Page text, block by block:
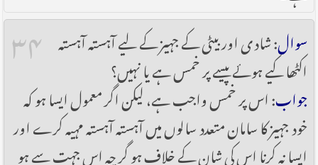
۳۴ سوال: شادی اور بیٹی کے جہیز کے لیے آہستہ آہستہ
اکٹھا کیے ہوئے پیسے پر خمس ہے یا نہیں؟
جواب: اس پر خمس واجب ہے، لیکن اگر معمول ایسا ہو کہ
خود جہیز کا سامان متعدد سالوں میں آہستہ آہستہ مہیہ کرے اور
ایسا نہ کرنا اس کی شان کے خلاف ہو گر چہ اس جہت سے ہو